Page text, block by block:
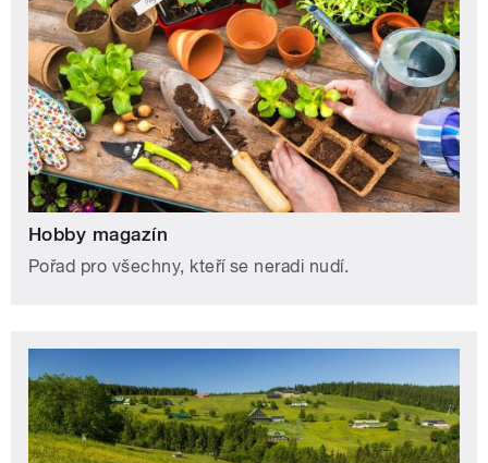
Hobby magazín
Pořad pro všechny, kteří se neradi nudí.